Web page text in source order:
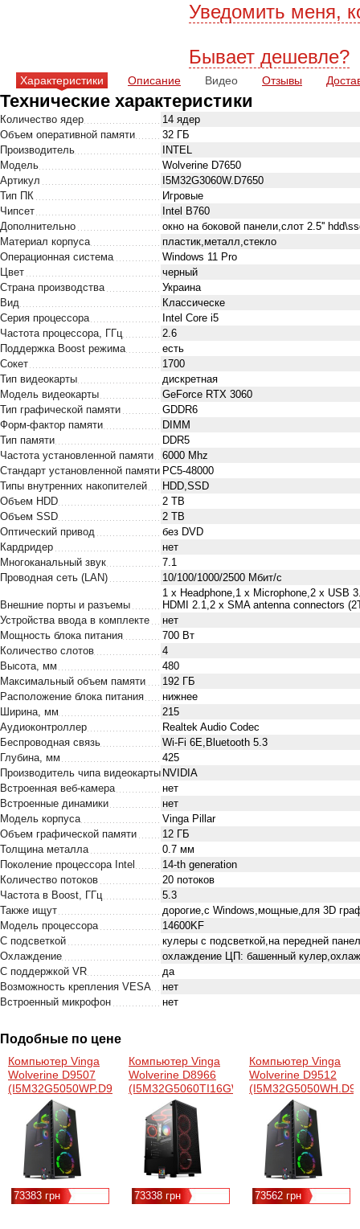
Уведомить меня,
Бывает дешевле?
Характеристики Описание Видео Отзывы
Технические характеристики
Количество ядер
14 ядер
Объем оперативной памяти
32 ГБ
Производитель
INTEL
Модель
Wolverine D7650
Артикул
I5M32G3060W.D7650
Тип ПК
Игровые
Чипсет
Intel B760
Дополнительно
окно на боковой панели,слот 2.5''
Материал корпуса
пластик,металл,стекло
Операционная система
Windows 11 Pro
Цвет
черный
Страна производства
Украина
Вид
Классическе
Серия процессора
Intel Core i5
Частота процессора, ГГц
2.6
Поддержка Boost режима
есть
Сокет
1700
Тип видеокарты
дискретная
Модель видеокарты
GeForce RTX 3060
Тип графической памяти
GDDR6
Форм-фактор памяти
DIMM
Тип памяти
DDR5
Частота установленной памяти
6000 Mhz
Стандарт установленной памяти PC5-48000
Типы внутренних накопителей
HDD,SSD
Объем HDD
2 TB
Объем SSD
2 TB
Оптический привод
без DVD
Кардридер
нет
Многоканальный звук
7.1
Проводная сеть (LAN)
10/100/1000/2500 Мбит/с
Внешние порты и разъемы
1 x Нeadphone,1 х Microphone,2 x USB
HDMI 2.1,2 x SMA antenna connectors
Устройства ввода в комплекте
нет
Мощность блока питания
700 Вт
Количество слотов
4
Высота, мм
480
Максимальный объем памяти
192 ГБ
Расположение блока питания
нижнее
Ширина, мм
215
Аудиоконтроллер
Realtek Audio Codec
Беспроводная связь
Wi-Fi 6E,Bluetooth 5.3
Глубина, мм
425
Производитель чипа видеокарты NVIDIA
Встроенная веб-камера
нет
Встроенные динамики
нет
Модель корпуса
Vinga Pillar
Объем графической памяти
12 ГБ
Толщина металла
0.7 мм
Поколение процессора Intel
14-th generation
Количество потоков
20 потоков
Частота в Boost, ГГц
5.3
Также ищут
дорогие,с Windows,мощные,для 3D
Модель процессора
14600KF
С подсветкой
кулеры с подсветкой,на передней
Охлаждение
охлаждение ЦП: башенный
С поддержкой VR
да
Возможность крепления VESA
нет
Встроенный микрофон
нет
Подобные по цене
Компьютер Vinga
Wolverine D9507
(I5M32G5050WP.D9507)
73383 грн
Компьютер Vinga
Wolverine D8966
(I5M32G5060TI16GWH.D8966)
73338 грн
Компьютер Vinga
Wolverine D9512
73562 грн